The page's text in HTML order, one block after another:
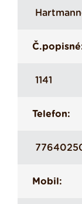
1141
Telefon:
Mobil: